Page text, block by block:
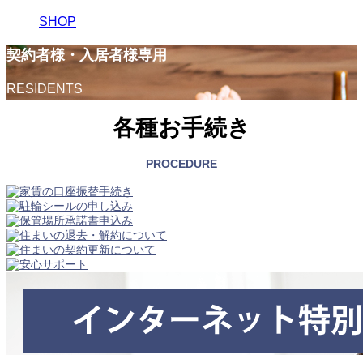
SHOP
契約者様・入居者様専用
RESIDENTS
各種お手続き
PROCEDURE